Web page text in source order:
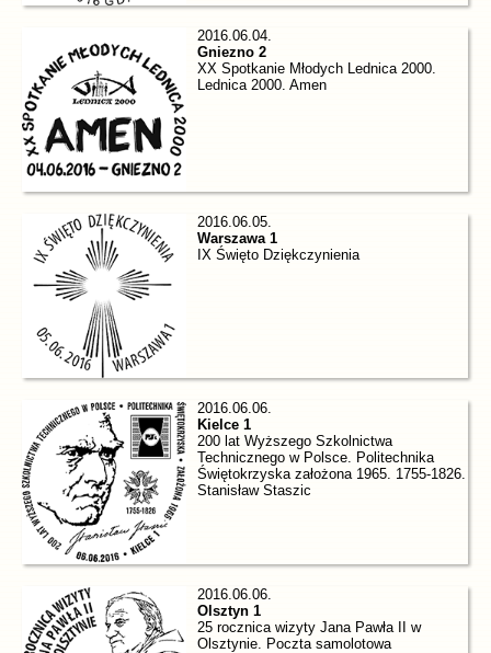
2016.06.04.
Gniezno 2
XX Spotkanie Młodych Lednica 2000.
Lednica 2000. Amen
2016.06.05.
Warszawa 1
IX Święto Dziękczynienia
2016.06.06.
Kielce 1
200 lat Wyższego Szkolnictwa
Technicznego w Polsce. Politechnika
Świętokrzyska założona 1965. 1755-1826.
Stanisław Staszic
2016.06.06.
Olsztyn 1
25 rocznica wizyty Jana Pawła II w
Olsztynie. Poczta samolotowa